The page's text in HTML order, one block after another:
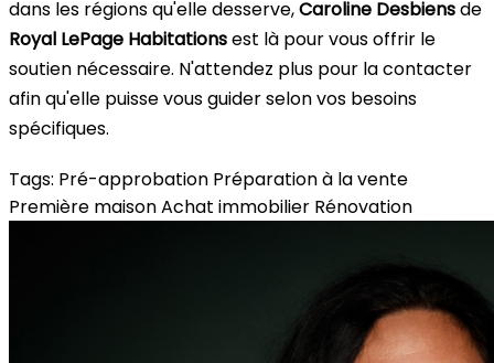
dans les régions qu'elle desserve,Caroline Desbiensde
Royal LePage Habitationsest là pour vous offrir le
soutien nécessaire. N'attendez plus pour la contacter
afin qu'elle puisse vous guider selon vos besoins
spécifiques.
Tags: Pré-approbation Préparation à la vente
Première maisonAchat immobilier Rénovation